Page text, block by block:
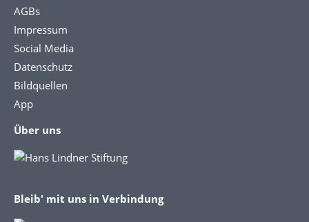
AGBs
Impressum
Social Media
Datenschutz
Bildquellen
App
Über uns
Bleib' mit uns in Verbindung